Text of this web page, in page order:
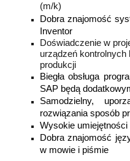
(m/k)
Dobra znajomość
Inventor
Doświadczenie w
urządzeń
produkcji
Biegła obsługa
SAP będą
Samodzielny,
rozwiązania sposób
Wysokie
Dobra znajomość
w mowie i piśmie